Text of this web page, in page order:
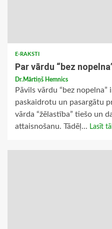
E-RAKSTI
Par vārdu “bez
Dr.Mārtiņš Hemnics
Pāvils vārdu “bez
paskaidrotu un pasargātu
vārda “žēlastība” tiešo un
attaisnošanu. Tādēļ... Lasīt